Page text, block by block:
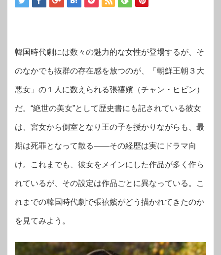
韓国時代劇には数々の魅力的な女性が登場するが、そ
のなかでも抜群の存在感を放つのが、「朝鮮王朝３大
悪女」の１人に数えられる張禧嬪（チャン・ヒビン）
だ。“絶世の美女”として歴史書にも記されている彼女
は、宮女から側室となり王の子を授かりながらも、最
期は死罪となって散る――その経歴は実にドラマ向
け。これまでも、彼女をメインにした作品が多く作ら
れているが、その設定は作品ごとに異なっている。こ
れまでの韓国時代劇で張禧嬪がどう描かれてきたのか
を見てみよう。